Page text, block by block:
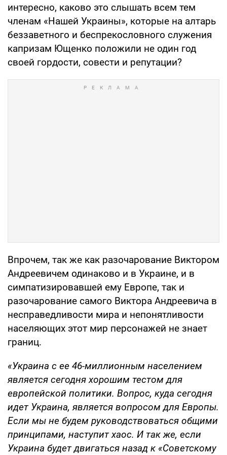
интересно, каково это слышать всем тем
членам «Нашей Украины», которые на алтарь
беззаветного и беспрекословного служения
капризам Ющенко положили не один год
своей гордости, совести и репутации?
Впрочем, так же как разочарование Виктором
Андреевичем одинаково и в Украине, и в
симпатизировавшей ему Европе, так и
разочарование самого Виктора Андреевича в
несправедливости мира и непонятливости
населяющих этот мир персонажей не знает
границ.
«Украина с ее 46-миллионным населением
является сегодня хорошим тестом для
европейской политики. Вопрос, куда сегодня
идет Украина, является вопросом для Европы.
Если мы не будем руководствоваться общими
принципами, наступит хаос. И так же, если
Украина будет двигаться назад к «Советскому